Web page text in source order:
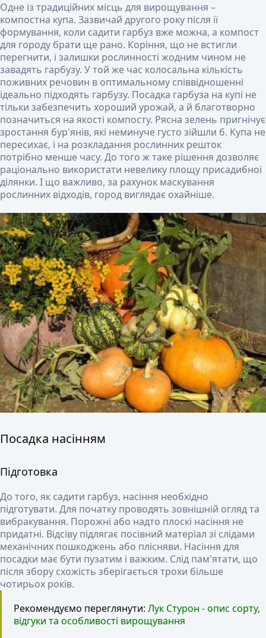
Одне із традиційних місць для вирощування –
компостна купа. Зазвичай другого року після її
формування, коли садити гарбуз вже можна, а компост
для городу брати ще рано. Коріння, що не встигли
перегнити, і залишки рослинності жодним чином не
завадять гарбузу. У той же час колосальна кількість
поживних речовин в оптимальному співвідношенні
ідеально підходять гарбузу. Посадка гарбуза на купі не
тільки забезпечить хороший урожай, а й благотворно
позначиться на якості компосту. Рясна зелень пригнічує
зростання бур'янів, які неминуче густо зійшли б. Купа не
пересихає, і на розкладання рослинних решток
потрібно менше часу. До того ж таке рішення дозволяє
раціонально використати невелику площу присадибної
ділянки. І що важливо, за рахунок маскування
рослинних відходів, город виглядає охайніше.
Посадка насінням
Підготовка
До того, як садити гарбуз, насіння необхідно
підготувати. Для початку проводять зовнішній огляд та
вибракування. Порожні або надто плоскі насіння не
придатні. Відсіву підлягає посівний матеріал зі слідами
механічних пошкоджень або плісняви. Насіння для
посадки має бути пузатим і важким. Слід пам'ятати, що
після збору схожість зберігається трохи більше
чотирьох років.
Рекомендуємо переглянути: Лук Стурон - опис сорту,
відгуки та особливості вирощування